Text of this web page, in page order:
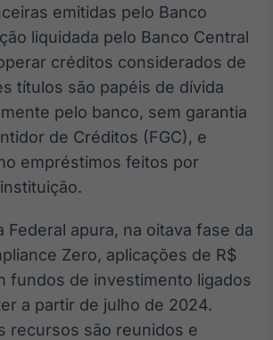
Broadcast
Wallboard
Conteúdos e
dados para
displays e telas
Curadoria de
conteúdos
noticiosos
Broadcast
emitidas pelo Banco
liquidada pelo Banco Central
créditos considerados de
títulos são papéis de dívida
pelo banco, sem garantia
de Créditos (FGC), e
empréstimos feitos por
Federal apura, na oitava fase da
Zero, aplicações de R$
fundos de investimento ligados
a partir de julho de 2024.
recursos são reunidos e